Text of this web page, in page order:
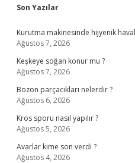
Sidebar
Son Yazılar
Kurutma makinesinde hijyenik
Ağustos 7, 2026
Keşkeye soğan konur mu ?
Ağustos 7, 2026
Bozon parçacıkları nelerdir ?
Ağustos 6, 2026
Kros sporu nasıl yapılır ?
Ağustos 5, 2026
Avarlar kime son verdi ?
Ağustos 4, 2026